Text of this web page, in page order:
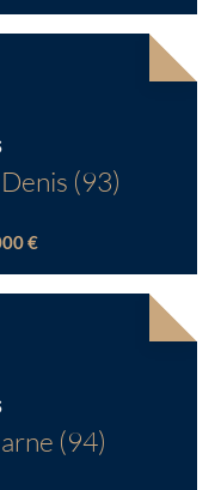
(93)
€
(94)